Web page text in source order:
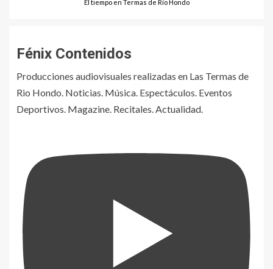
El tiempo en Termas de Río Hondo
Fénix Contenidos
Producciones audiovisuales realizadas en Las Termas de
Rio Hondo. Noticias. Música. Espectáculos. Eventos
Deportivos. Magazine. Recitales. Actualidad.